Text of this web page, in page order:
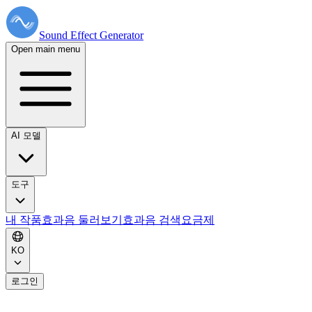
Sound Effect Generator
Open main menu
AI 모델
도구
내 작품효과음 둘러보기 효과음 검색 요금제
KO
로그인